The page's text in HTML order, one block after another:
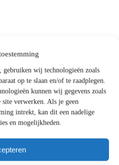
gebruiken wij technologieën zoals
op te slaan en/of te raadplegen.
kunnen wij gegevens zoals
verwerken. Als je geen
intrekt, kan dit een nadelige
en mogelijkheden.
WMO
wordt afgewezen
uit Assen voor